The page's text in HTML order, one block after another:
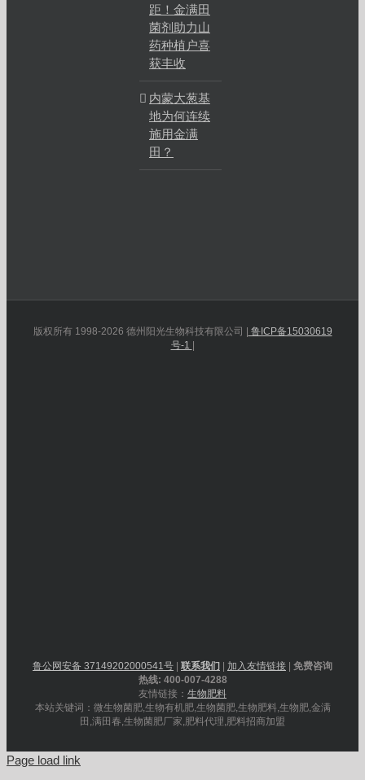
距！金满田
菌剂助力山
药种植户喜
获丰收
内蒙大葱基
地为何连续
施用金满
田？
版权所有 1998-2026 德州阳光生物科技有限公司 |
鲁ICP备15030619
号-1
鲁公网安备 37149202000541号 联系我们 加入友情链接
免费咨询
热线: 400-007-4288
友情链接： 生物肥料
本站关键词：微生物菌肥,生物有机肥,生物菌肥,生物肥料,生物肥,金满
田,满田春,生物菌肥厂家,肥料代理,肥料招商加盟
Page load link